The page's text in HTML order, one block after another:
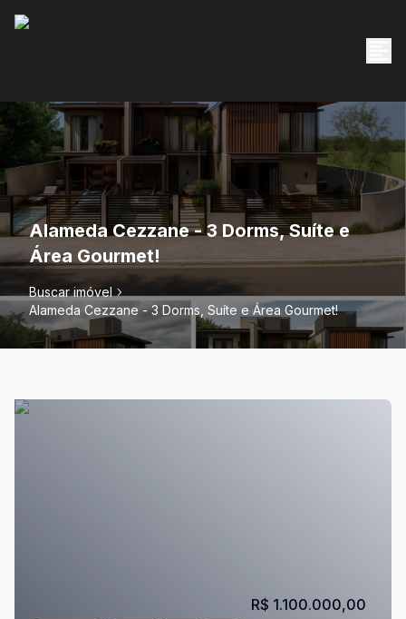
Alameda Cezzane - 3 Dorms, Suíte e
Área Gourmet!
Buscar imóvel
Alameda Cezzane - 3 Dorms, Suíte e Área Gourmet!
R$ 1.100.000,00